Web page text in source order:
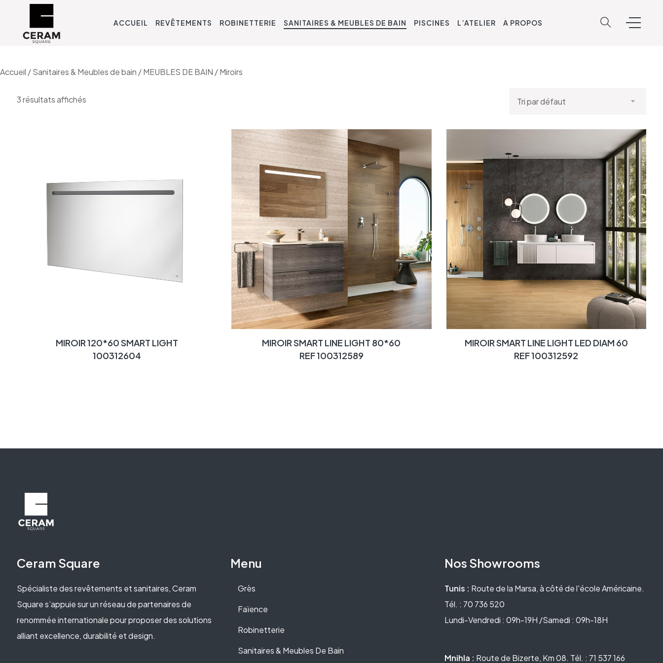
ACCUEIL REVÊTEMENTS ROBINETTERIE SANITAIRES & MEUBLES DE BAIN PISCINES L’ATELIER A PROPOS
Accueil /Sanitaires & Meubles de bain /MEUBLES DE BAIN / Miroirs
3 résultats affichés
MIROIR 120*60 SMART LIGHT
100312604
MIROIR SMART LINE LIGHT 80*60
REF 100312589
MIROIR SMART LINE LIGHT LED DIAM 60
REF 100312592
Ceram Square
Spécialiste des revêtements et sanitaires, Ceram
Square s’appuie sur un réseau de partenaires de
renommée internationale pour proposer des solutions
alliant excellence, durabilité et design.
Menu
Grès
Faïence
Robinetterie
Sanitaires & Meubles De Bain
Nos Showrooms
Tunis : Route de la Marsa, à côté de l'école Américaine.
Tél. : 70 736 520
Lundi-Vendredi : 09h-19H /Samedi : 09h-18H
Mnihla : Route de Bizerte, Km 08. Tél. : 71 537 166